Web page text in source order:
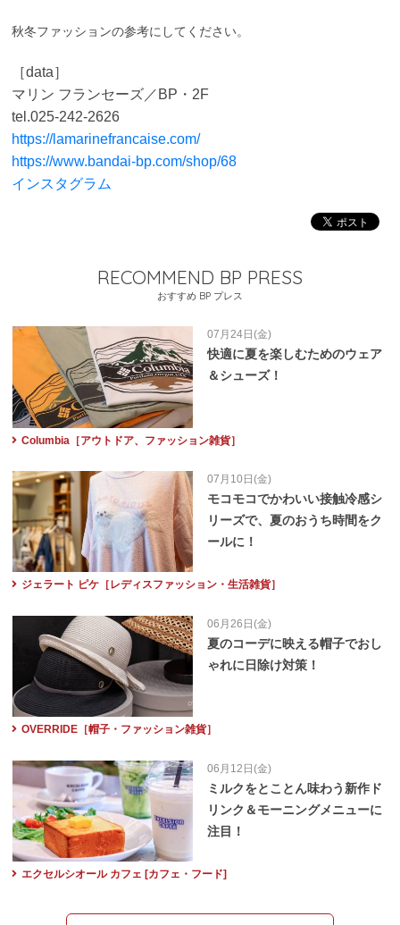
秋冬ファッションの参考にしてください。
［data］
マリン フランセーズ／BP・2F
tel.025-242-2626
https://lamarinefrancaise.com/
https://www.bandai-bp.com/shop/68
インスタグラム
RECOMMEND BP PRESS
おすすめ BP プレス
07月24日(金)
快適に夏を楽しむためのウェア
＆シューズ！
Columbia［アウトドア、ファッション雑貨］
07月10日(金)
モコモコでかわいい接触冷感シ
リーズで、夏のおうち時間をク
ールに！
ジェラート ピケ［レディスファッション・生活雑貨］
06月26日(金)
夏のコーデに映える帽子でおし
ゃれに日除け対策！
OVERRIDE［帽子・ファッション雑貨］
06月12日(金)
ミルクをとことん味わう新作ド
リンク＆モーニングメニューに
注目！
エクセルシオール カフェ [カフェ・フード]